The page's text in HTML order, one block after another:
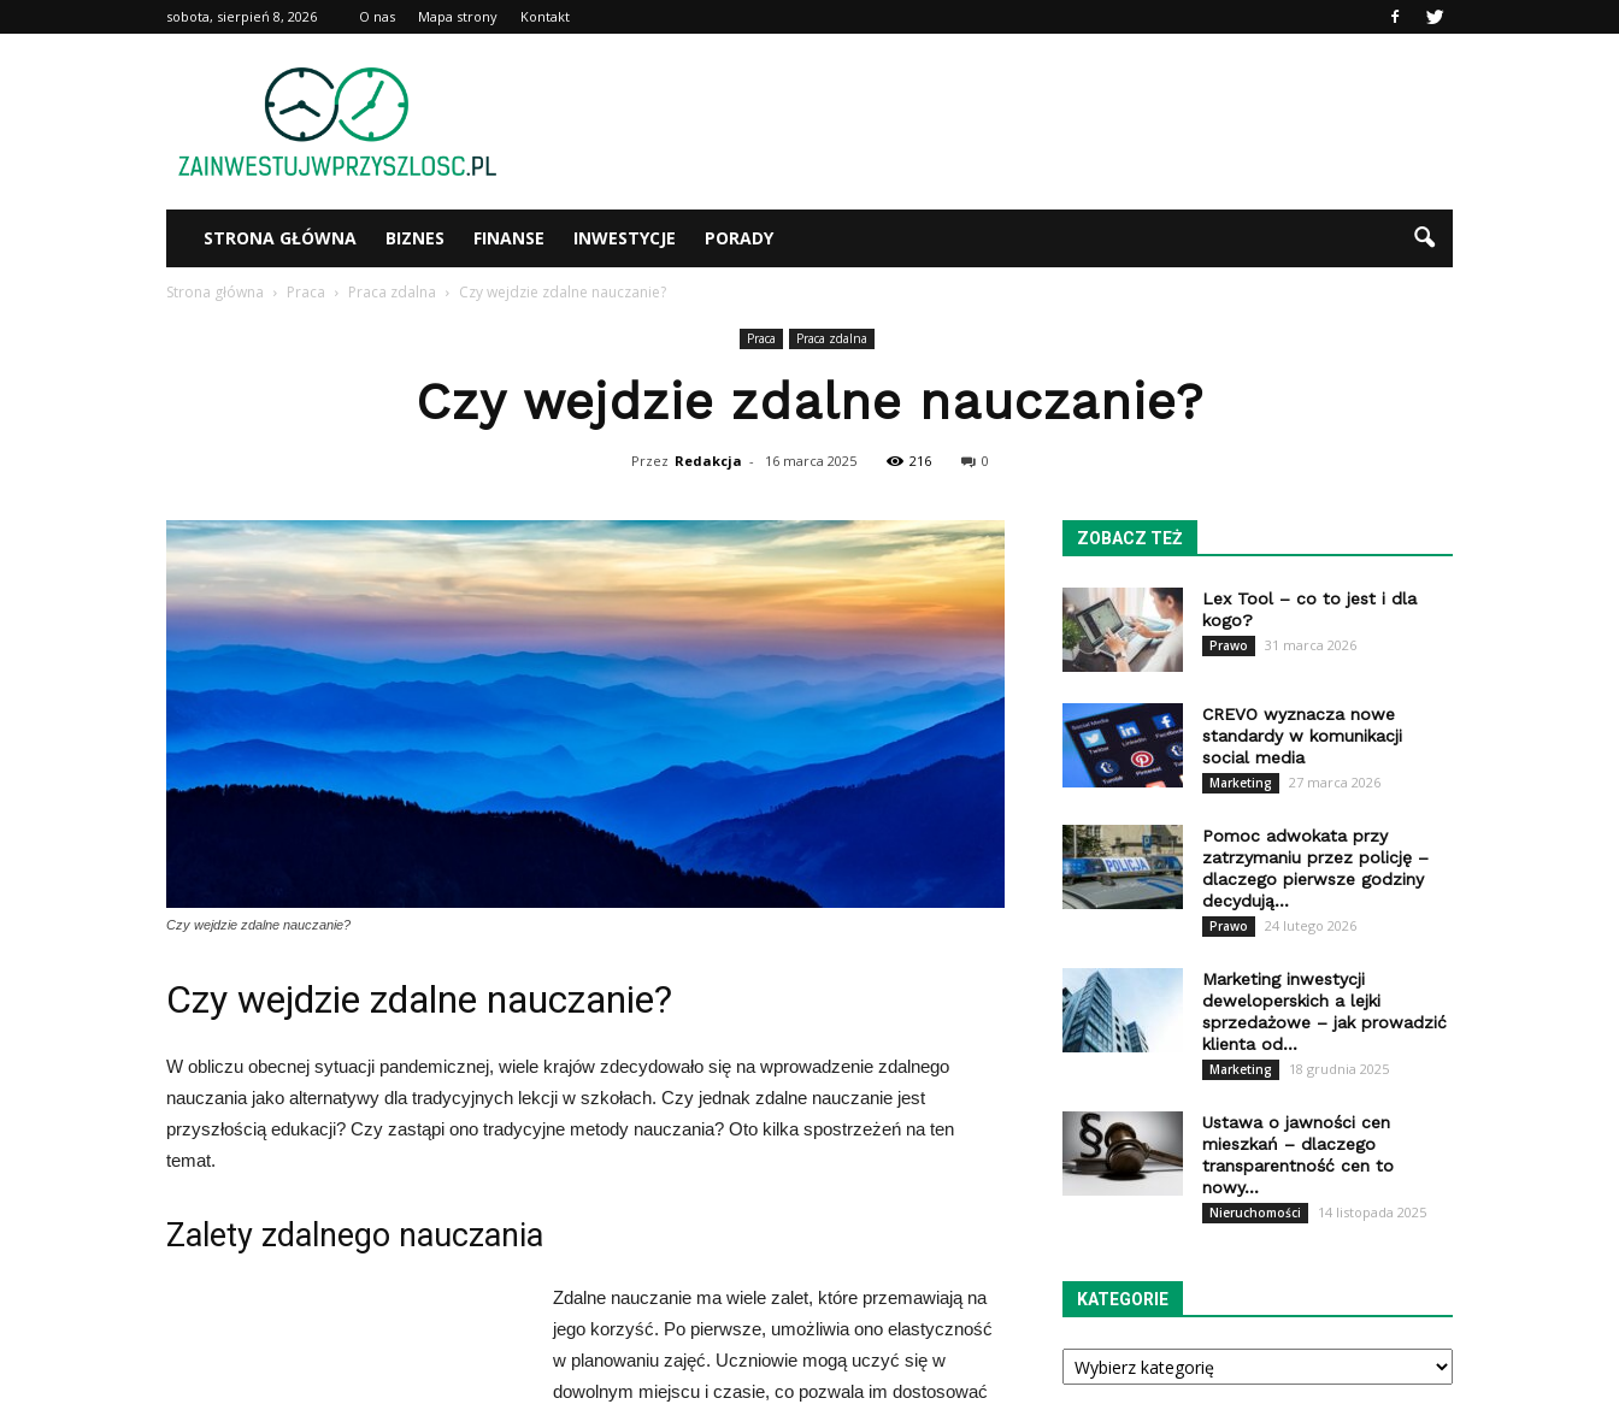
sobota, sierpień 8, 2026 O nas Mapa strony Kontakt
Zainwestujwprzyszlosc.pl
STRONA GŁÓWNA BIZNES FINANSE INWESTYCJE PORADY
Strona główna Praca Praca zdalna Czy wejdzie zdalne nauczanie?
Praca Praca zdalna
Czy wejdzie zdalne nauczanie?
Przez Redakcja - 16 marca 2025 216 0
Czy wejdzie zdalne nauczanie?
Czy wejdzie zdalne nauczanie?
W obliczu obecnej sytuacji pandemicznej, wiele krajów zdecydowało się na wprowadzenie zdalnego
nauczania jako alternatywy dla tradycyjnych lekcji w szkołach. Czy jednak zdalne nauczanie jest
przyszłością edukacji? Czy zastąpi ono tradycyjne metody nauczania? Oto kilka spostrzeżeń na ten
temat.
Zalety zdalnego nauczania
Zdalne nauczanie ma wiele zalet, które przemawiają na
jego korzyść. Po pierwsze, umożliwia ono elastyczność
w planowaniu zajęć. Uczniowie mogą uczyć się w
dowolnym miejscu i czasie, co pozwala im dostosować
ZOBACZ TEŻ
Lex Tool – co to jest i dla
kogo?
Prawo 31 marca 2026
CREVO wyznacza nowe
standardy w komunikacji
social media
Marketing 27 marca 2026
Pomoc adwokata przy
zatrzymaniu przez policję –
dlaczego pierwsze godziny
decydują...
Prawo 24 lutego 2026
Marketing inwestycji
deweloperskich a lejki
sprzedażowe – jak prowadzić
klienta od...
Marketing 18 grudnia 2025
Ustawa o jawności cen
mieszkań – dlaczego
transparentność cen to
nowy...
Nieruchomości 14 listopada 2025
KATEGORIE
Kategorie